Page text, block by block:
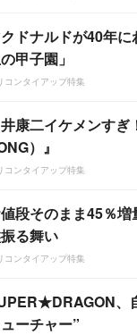
ドナルドが40年
甲子園」
コンタイアップ特集
康二イケメンすぎ
）』
コンタイアップ特集
段そのまま45％
る舞い
コンタイアップ特集
、
ーチャー”